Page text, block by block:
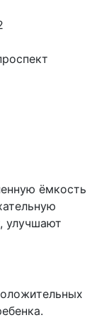
ёмкость
улучшают